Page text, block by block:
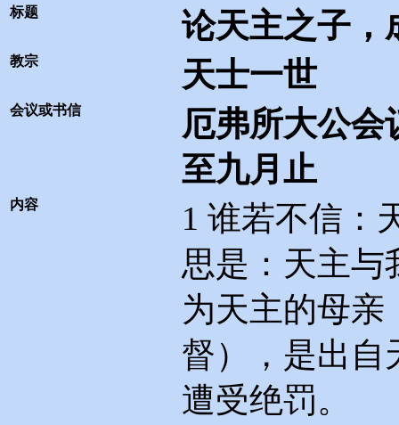
标题 论天主之子，
教宗 天士一世
会议或书信
厄弗所大公会
至九月止
内容 1 谁若不信：
思是：天主与
为天主的母亲
督），是出自
遭受绝罚。